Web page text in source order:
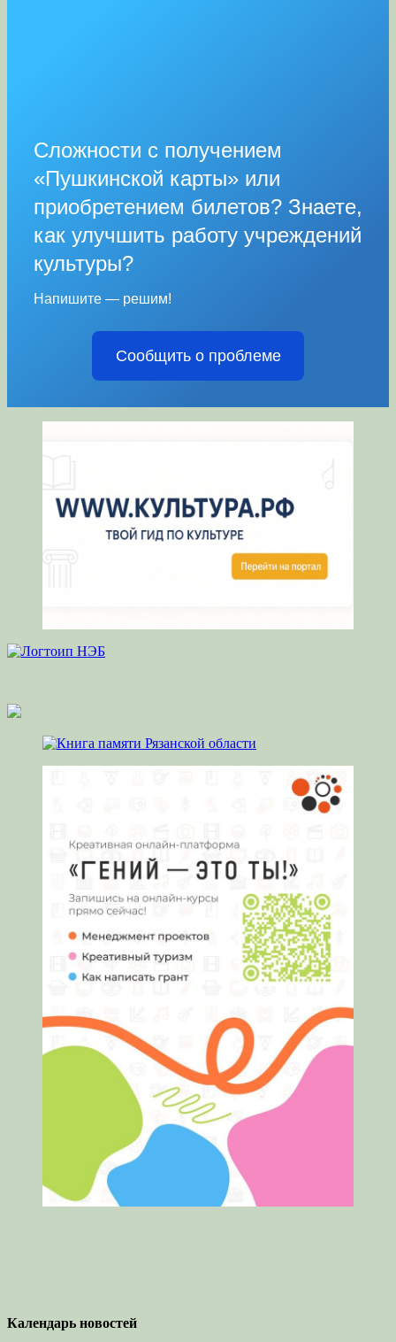
Сложности с получением
«Пушкинской карты» или
приобретением билетов? Знаете,
как улучшить работу учреждений
культуры?
Напишите — решим!
Сообщить о проблеме
Календарь новостей